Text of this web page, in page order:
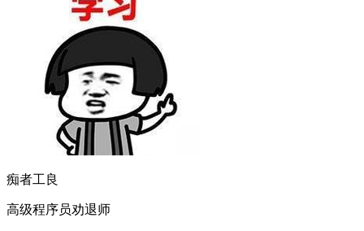
痴者工良
高级程序员劝退师